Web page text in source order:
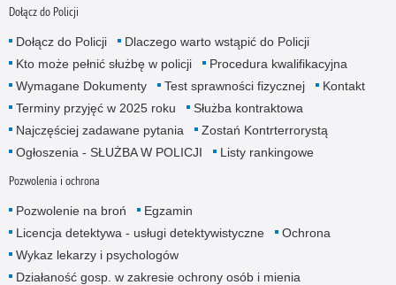
Dołącz do Policji
Dołącz do Policji
Dlaczego warto wstąpić do Policji
Kto może pełnić służbę w policji
Procedura kwalifikacyjna
Wymagane Dokumenty
Test sprawności fizycznej
Kontakt
Terminy przyjęć w 2025 roku
Służba kontraktowa
Najczęściej zadawane pytania
Zostań Kontrterrorystą
Ogłoszenia - SŁUŻBA W POLICJI
Listy rankingowe
Pozwolenia i ochrona
Pozwolenie na broń
Egzamin
Licencja detektywa - usługi detektywistyczne
Ochrona
Wykaz lekarzy i psychologów
Działaność gosp. w zakresie ochrony osób i mienia